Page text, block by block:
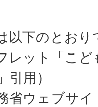
以下のとお
レット「こ
用）
省ウェブサ